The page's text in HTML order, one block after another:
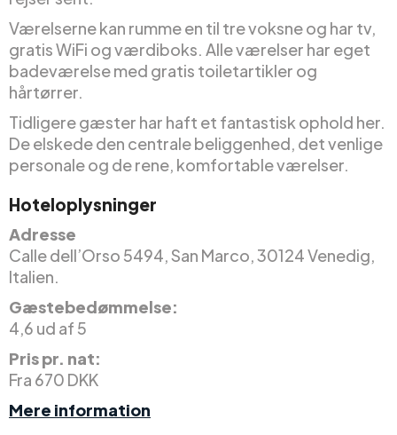
Værelserne kan rumme en til tre voksne og har tv,
gratis WiFi og værdiboks. Alle værelser har eget
badeværelse med gratis toiletartikler og
hårtørrer.
Tidligere gæster har haft et fantastisk ophold her.
De elskede den centrale beliggenhed, det venlige
personale og de rene, komfortable værelser.
Hoteloplysninger
Adresse
Calle dell’Orso 5494, San Marco, 30124 Venedig,
Italien.
Gæstebedømmelse:
4,6 ud af 5
Pris pr. nat:
Fra 670 DKK
Mere information